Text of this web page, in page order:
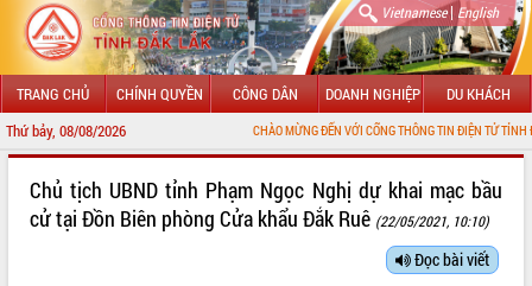
Vietnamese| English
TRANG CHỦ CHÍNH QUYỀN CÔNG DÂN DOANH NGHIỆP DU KHÁCH
Thứ bảy, 08/08/2026 CHÀO MỪNG ĐẾN VỚI CỔNG THÔNG TIN ĐIỆN TỬ TỈNH ĐẮK LẮK
LÃNH ĐẠO UBND TỈNH
Chủ tịch UBND tỉnh Phạm Ngọc Nghị dự khai mạc bầu
cử tại Đồn Biên phòng Cửa khẩu Đắk Ruê (22/05/2021, 10:10)
Đọc bài viết